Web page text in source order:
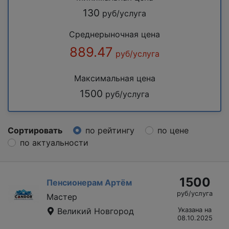
130 руб/услуга
Среднерыночная цена
889.47 руб/услуга
Максимальная цена
1500 руб/услуга
Сортировать по рейтингу
по цене
по актуальности
Пенсионерам Артём
Мастер
Великий Новгород
1500
руб/услуга
Указана на
08.10.2025